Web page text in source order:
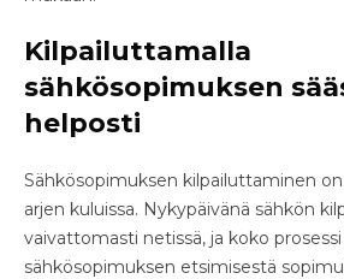
Kilpailuttamalla
sähkösopimuksen
helposti
Sähkösopimuksen kilpailuttaminen
arjen kuluissa. Nykypäivänä sähkön
vaivattomasti netissä, ja koko
sähkösopimuksen etsimisestä